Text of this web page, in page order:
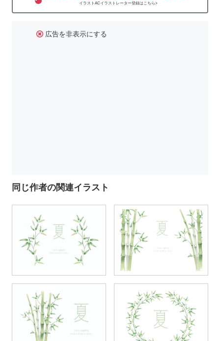
イラストACイラストレーター登録はこちら>
広告を非表示にする
同じ作者の関連イラスト